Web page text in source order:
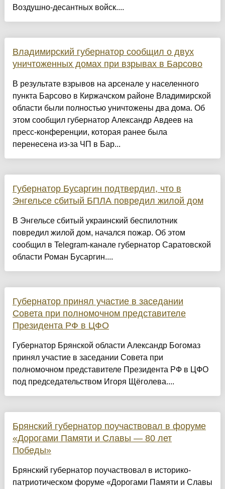
Воздушно-десантных войск....
Владимирский губернатор сообщил о двух
уничтоженных домах при взрывах в Барсово
В результате взрывов на арсенале у населенного
пункта Барсово в Киржачском районе Владимирской
области были полностью уничтожены два дома. Об
этом сообщил губернатор Александр Авдеев на
пресс-конференции, которая ранее была
перенесена из-за ЧП в Бар...
Губернатор Бусаргин подтвердил, что в
Энгельсе сбитый БПЛА повредил жилой дом
В Энгельсе сбитый украинский беспилотник
повредил жилой дом, начался пожар. Об этом
сообщил в Telegram-канале губернатор Саратовской
области Роман Бусаргин....
Губернатор принял участие в заседании
Совета при полномочном представителе
Президента РФ в ЦФО
Губернатор Брянской области Александр Богомаз
принял участие в заседании Совета при
полномочном представителе Президента РФ в ЦФО
под председательством Игоря Щёголева....
Брянский губернатор поучаствовал в форуме
«Дорогами Памяти и Славы — 80 лет
Победы»
Брянский губернатор поучаствовал в историко-
патриотическом форуме «Дорогами Памяти и Славы